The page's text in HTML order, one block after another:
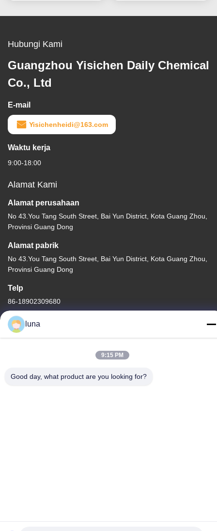
Hubungi Kami
Guangzhou Yisichen Daily Chemical
Co., Ltd
E-mail
Yisichenheidi@163.com
Waktu kerja
9:00-18:00
Alamat Kami
Alamat perusahaan
No 43.You Tang South Street, Bai Yun District, Kota Guang Zhou,
Provinsi Guang Dong
Alamat pabrik
No 43.You Tang South Street, Bai Yun District, Kota Guang Zhou,
Provinsi Guang Dong
Telp
86-18902309680
Cina Kualitas Baik Bubuk Penghilang Rambut Pemasok. Hak
Semua hak dilindungi.
luna
9:15 PM
Good day, what product are you looking for?